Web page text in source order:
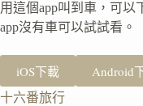
用這個app叫到車，可以
app沒有車可以試試看。
iOS下載 Android
十六番旅行